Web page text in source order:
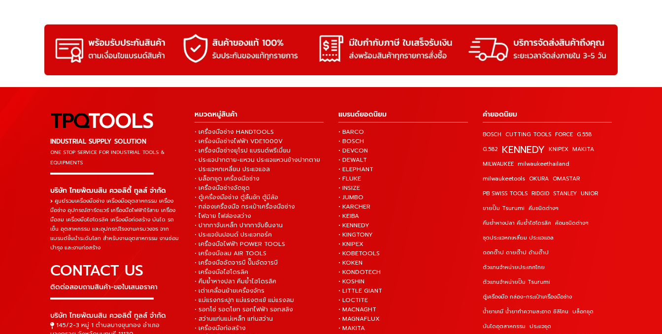
TPQTOOLS
INDUSTRIAL SUPPLY SOLUTION
ONE STOP SERVICE FOR INDUSTRIAL TOOLS &
EQUIPMENTS
▬▬▬▬▬▬▬▬▬▬▬▬▬▬▬
บริษัท ไทยพัฒนสิน ควอลิตี้ ทูลส์ จำกัด
ศูนย์รวมเครื่องมือช่าง เครื่องมืออุตสาหกรรม เครื่อง
มือช่าง อุปกรณ์ฮาร์ดแวร์ เครื่องมือไฟฟ้าไร้สาย เครื่อง
มือลม เครื่องมือไฮโดรลิค เครื่องมือก่อสร้าง บันได รถ
เข็น อุตสาหกรรม และอุปกรณ์โรงงานครบวงจร จาก
แบรนด์ชั้นนำระดับโลก สำหรับงานอุตสาหกรรม งานซ่อม
บำรุง และงานก่อสร้าง
CONTACT US
ติดต่อสอบถามสินค้า-ขอใบเสนอราคา
▬▬▬▬▬▬▬▬▬▬▬▬▬▬▬
บริษัท ไทยพัฒนสิน ควอลิตี้ ทูลส์ จำกัด
145/2-3 หมู่ 1 ตำบลบางขุนกอง อำเภอ
หมวดหมู่สินค้า
• เครื่องมือช่าง HANDTOOLS
• เครื่องมือช่างไฟฟ้า VDE1000V
• เครื่องมือช่างยุโรป แบรนด์พรีเมี่ยม
• ประแจปากตาย-แหวน ประแจแหวนข้างปากตาย
• ประแจหกเหลี่ยม ประแจแอล
• บล็อกชุด เครื่องมือช่าง
• เครื่องมือช่างจัดชุด
• ตู้เครื่องมือช่าง ตู้ลิ้นชัก ตู้มีล้อ
• กล่องเครื่องมือ กระเป๋าเครื่องมือช่าง
• ไฟฉาย ไฟส่องสว่าง
• ปากกาจับเหล็ก ปากกาจับชิ้นงาน
• ประแจขันปอนด์ ประแจทอร์ค
• เครื่องมือไฟฟ้า POWER TOOLS
• เครื่องมือลม AIR TOOLS
• เครื่องมืออัดจารบี ปั๊มอัดจารบี
• เครื่องมือไฮโดรลิค
• คีมย้ำหางปลา คีมย้ำไฮโดรลิค
• เต่าเคลื่อนย้ายเครื่องจักร
• แม่แรงกระปุก แม่แรงตะเข้ แม่แรงลม
• รอกโซ่ รอดโยก รอกไฟฟ้า รอกสลิง
• สว่านแท่นแม่เหล็ก แท่นสว่าน
• เครื่องมือก่อสร้าง
แบรนด์ยอดนิยม
• BARCO
• BOSCH
• DEVCON
• DEWALT
• ELEPHANT
• FLUKE
• INSIZE
• JUMBO
• KARCHER
• KEIBA
• KENNEDY
• KINGTONY
• KNIPEX
• KOBETOOLS
• KOKEN
• KONDOTECH
• KOSHIN
• LITTLE GIANT
• LOCTITE
• MACNAGHT
• MAGNAFLUX
• MAKITA
คำยอดนิยม
BOSCH CUTTING TOOLS FORCE G.558
G.582 KENNEDY KNIPEX MAKITA
MILWAUKEE milwaukeethailand
milwaukeetools OKURA OMASTAR
PB SWISS TOOLS RIDGID STANLEY UNIOR
ขายปั๊ม Tsurumi คีมชนิดต่างๆ
คีมย้ำหางปลา คีมย้ำไฮโดรลิค ค้อนชนิดต่างๆ
ชุดประแจหกเหลี่ยม ประแจแอล
ดอกต๊าป ดายต๊าป ด้ามต๊าป
ตัวแทนจำหน่ายประเทศไทย
ตัวแทนจำหน่ายปั๊ม Tsurumi
ตู้เครื่องมือ กล่อง-กระเป๋าเครื่องมือช่าง
น้ำยาเคมี น้ำยาทำความสะอาด ซิลิโคน บล็อกชุด
บันไดอุตสาหกรรม ประแจชุด